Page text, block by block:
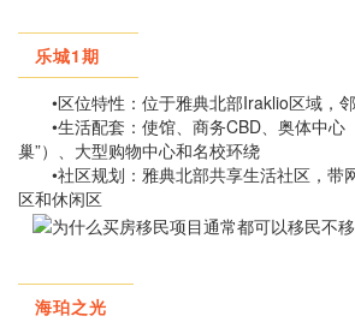
乐城1期
•区位特性：位于雅典北部Iraklio区域，
•生活配套：使馆、商务CBD、奥体中心
巢”）、大型购物中心和名校环绕
•社区规划：雅典北部共享生活社区，带
区和休闲区
海珀之光